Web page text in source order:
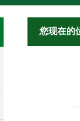
您现在的